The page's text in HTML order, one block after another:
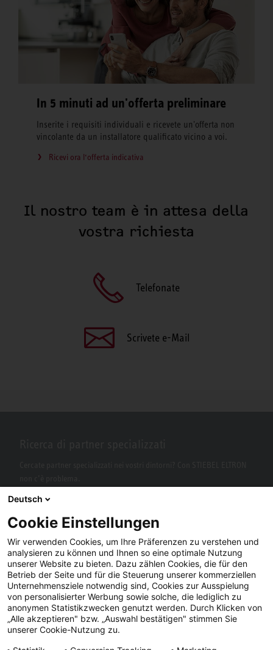
In 5 minuti ad un'offerta preliminare
Inserite i requisiti individuali e ricevete un'offerta non
vincolante da un installatore qualificato vicino a voi.
Ricevi ora l‘offerta indicativa
Il nostro team è in attesa della
vostra richiesta
Telefonate
Scrivete e-Mail
Facebook YouTube LinkedIn
Instagram
Deutsch
Cookie Einstellungen
Wir verwenden Cookies, um Ihre Präferenzen zu verstehen und
analysieren zu können und Ihnen so eine optimale Nutzung
unserer Website zu bieten. Dazu zählen Cookies, die für den
Betrieb der Seite und für die Steuerung unserer kommerziellen
Unternehmensziele notwendig sind, Cookies zur Ausspielung
von personalisierter Werbung sowie solche, die lediglich zu
anonymen Statistikzwecken genutzt werden. Durch Klicken von
„Alle akzeptieren" bzw. „Auswahl bestätigen" stimmen Sie
unserer Cookie-Nutzung zu.